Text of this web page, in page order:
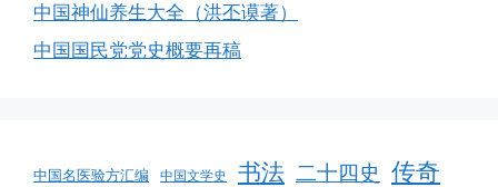
中国神仙养生大全（洪丕谟著）
中国国民党党史概要再稿
中国名医验方汇编 中国文学史 书法 二十四史 传奇